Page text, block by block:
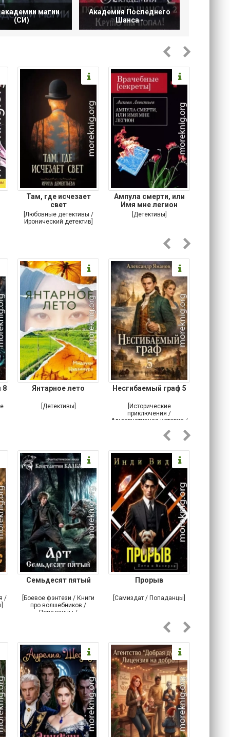
магии
(СИ)
Академия Последнего
Шанса -
Там, где исчезает
свет
[Любовные детективы /
Иронический детектив]
Ампула смерти, или
Имя мне легион
[Детективы]
8 Янтарное лето
[Детективы]
Несгибаемый граф 5
[Исторические
приключения /
Альтернативная история /
/
Семьдесят пятый
[Боевое фэнтези / Книги
про волшебников /
Попаданцы /
Прорыв
[Самиздат / Попаданцы]